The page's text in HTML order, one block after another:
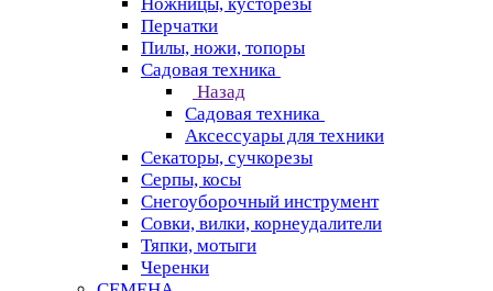
Перчатки
Пилы, ножи, топоры
Садовая техника
Назад
Садовая техника
Аксессуары для техники
Секаторы, сучкорезы
Серпы, косы
Снегоуборочный инструмент
Совки, вилки, корнеудалители
Тяпки, мотыги
Черенки